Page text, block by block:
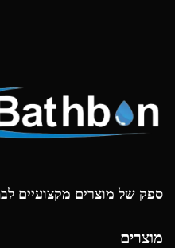
ספק של מוצרים מקצועיים לבaign ומטבח
מוצרים